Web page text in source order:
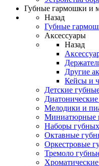
Губные гармошки и
Назад
Губные
Аксессуары
Назад
Другие
Кейсы и
Детские
Мелодики и
Миниатюрные
Наборы
Октавные
Оркестровые
Тремоло